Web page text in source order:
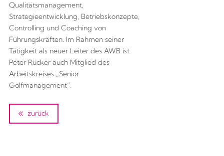
Qualitätsmanagement,
Strategieentwicklung, Betriebskonzepte,
Controlling und Coaching von
Führungskräften. Im Rahmen seiner
Tätigkeit als neuer Leiter des AWB ist
Peter Rücker auch Mitglied des
Arbeitskreises „Senior
Golfmanagement“.
zurück